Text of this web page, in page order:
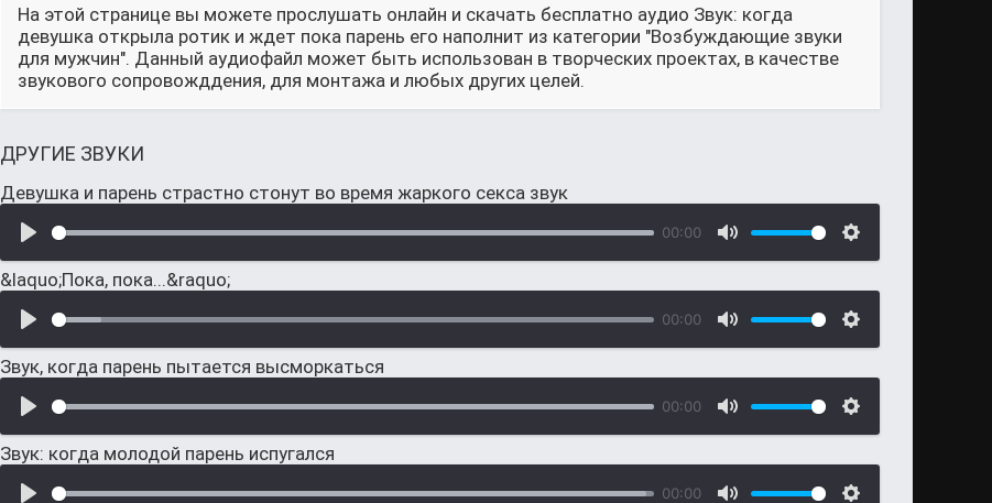
На этой странице вы можете прослушать онлайн и скачать бесплатно аудио Звук: когда
девушка открыла ротик и ждет пока парень его наполнит из категории "Возбуждающие звуки
для мужчин". Данный аудиофайл может быть использован в творческих проектах, в качестве
звукового сопровожддения, для монтажа и любых других целей.
ДРУГИЕ ЗВУКИ
Девушка и парень страстно стонут во время жаркого секса звук
00:00
&laquo;Пока, пока...&raquo;
00:00
Звук, когда парень пытается высморкаться
00:00
Звук: когда молодой парень испугался
00:00